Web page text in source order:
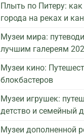
Плыть по Питеру:
города на реках и
Музеи мира:
лучшим галереям
Музеи кино:
блокбастеров
Музеи игрушек:
детство и семейный
Музеи дополненной